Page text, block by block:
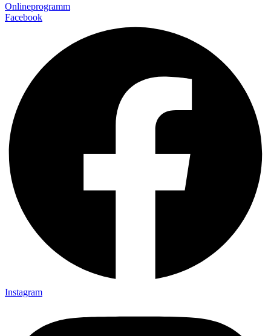
Onlineprogramm
Facebook
Instagram